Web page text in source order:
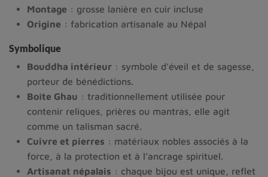
Montage : grosse lanière en cuir incluse
Origine : fabrication artisanale au Népal
Symbolique
Bouddha intérieur : symbole d’éveil et de sagesse,
porteur de bénédictions.
Boîte Ghau : traditionnellement utilisée pour
contenir reliques, prières ou mantras, elle agit
comme un talisman sacré.
Cuivre et pierres : matériaux nobles associés à la
force, à la protection et à l’ancrage spirituel.
Artisanat népalais : chaque bijou est unique, reflet